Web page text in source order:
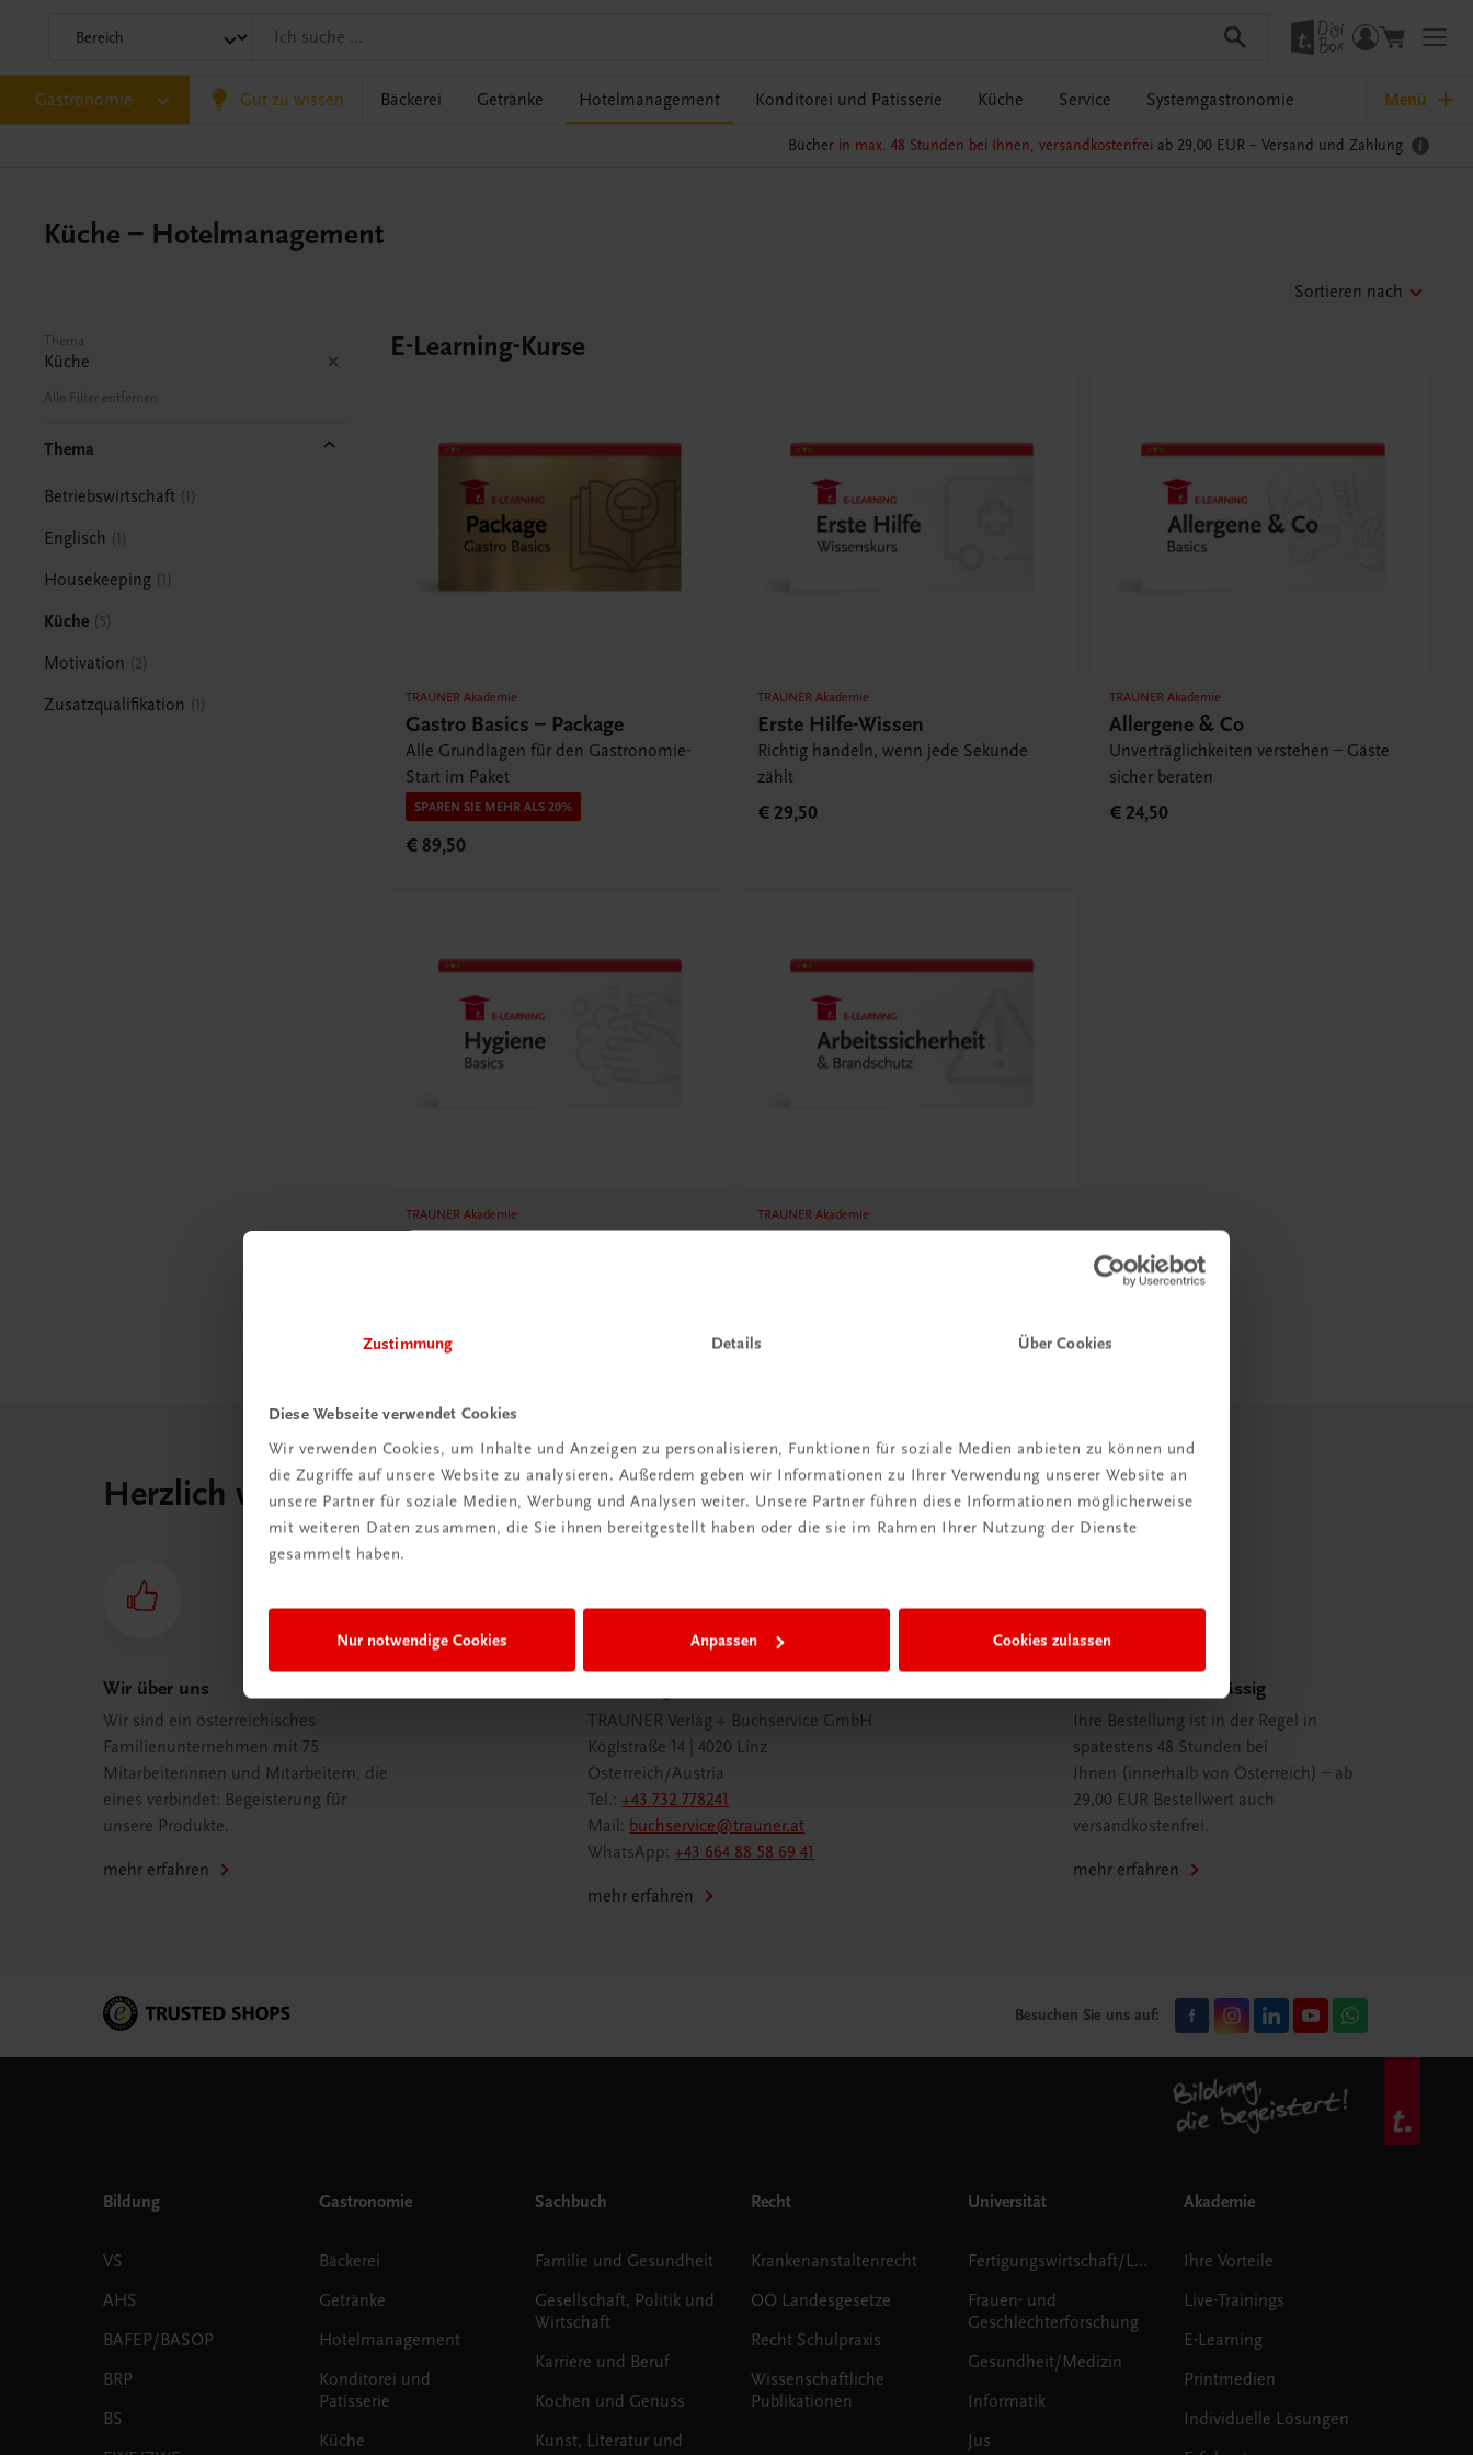
Zustimmung Details Über Cookies
Diese Webseite verwendet Cookies
Wir verwenden Cookies, um Inhalte und Anzeigen zu personalisieren, Funktionen für soziale Medien anbieten zu können und
die Zugriffe auf unsere Website zu analysieren. Außerdem geben wir Informationen zu Ihrer Verwendung unserer Website an
unsere Partner für soziale Medien, Werbung und Analysen weiter. Unsere Partner führen diese Informationen möglicherweise
mit weiteren Daten zusammen, die Sie ihnen bereitgestellt haben oder die sie im Rahmen Ihrer Nutzung der Dienste
gesammelt haben.
Nur notwendige Cookies Anpassen Cookies zulassen
Gastronomie Gut zu wissen Bäckerei Getränke Hotelmanagement Konditorei und Patisserie Küche Service Systemgastronomie Menü
Bücher in max. 48 Stunden bei Ihnen, versandkostenfrei ab 29,00 EUR – Versand und Zahlung
Küche – Hotelmanagement
Sortieren nach
Thema
Küche
Alle Filter entfernen
Thema
Betriebswirtschaft 1
Englisch 1
Housekeeping 1
Küche 5
Motivation 2
Zusatzqualifikation 1
E-Learning-Kurse
TRAUNER Akademie
Gastro Basics – Package
Alle Grundlagen für den Gastronomie-
Start im Paket
SPAREN SIE MEHR ALS 20%
€ 89,50
TRAUNER Akademie
Erste Hilfe-Wissen
Richtig handeln, wenn jede Sekunde
zählt
€ 29,50
TRAUNER Akademie
Allergene & Co
Unverträglichkeiten verstehen – Gäste
sicher beraten
€ 24,50
TRAUNER Akademie TRAUNER Akademie
Herzlich willkommen bei TRAUNER!
Wir über uns
Wir sind ein österreichisches
Familienunternehmen mit 75
Mitarbeiterinnen und Mitarbeitern, die
eines verbindet: Begeisterung für
unsere Produkte.
mehr erfahren
TRAUNER Verlag + Buchservice GmbH
Köglstraße 14 | 4020 Linz
Österreich/Austria
Tel.:+43 732 778241
Mail: buchservice@trauner.at
WhatsApp:+43 664 88 58 69 41
mehr erfahren
Schnell und zuverlässig
Ihre Bestellung ist in der Regel in
spätestens 48 Stunden bei
Ihnen (innerhalb von Österreich) – ab
29,00 EUR Bestellwert auch
versandkostenfrei.
mehr erfahren
Besuchen Sie uns auf:
Bildung
VS
AHS
BAFEP/BASOP
BRP
BS
Gastronomie
Bäckerei
Getränke
Hotelmanagement
Konditorei und
Patisserie
Küche
Sachbuch
Familie und Gesundheit
Gesellschaft, Politik und
Wirtschaft
Karriere und Beruf
Kochen und Genuss
Kunst, Literatur und
Recht
Krankenanstaltenrecht
OÖ Landesgesetze
Recht Schulpraxis
Wissenschaftliche
Publikationen
Universität
Fertigungswirtschaft/Logistik
Frauen- und
Geschlechterforschung
Gesundheit/Medizin
Informatik
Jus
Akademie
Ihre Vorteile
Live-Trainings
E-Learning
Printmedien
Individuelle Lösungen